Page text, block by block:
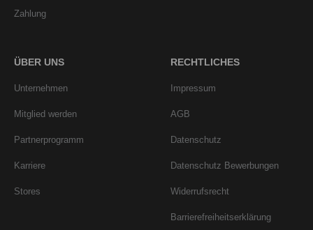
Zahlung
ÜBER UNS
Unternehmen
Mitglied werden
Partnerprogramm
Karriere
Stores
RECHTLICHES
Impressum
AGB
Datenschutz
Datenschutz Bewerbungen
Widerrufsrecht
Barrierefreiheitserklärung